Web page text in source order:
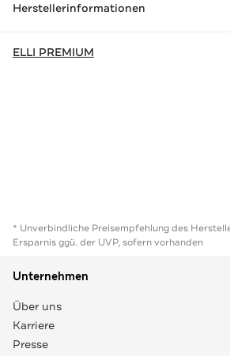
Herstellerinformationen
ELLI PREMIUM
* Unverbindliche Preisempfehlung des
Ersparnis ggü. der UVP, sofern vorhanden
Unternehmen
Über uns
Karriere
Presse